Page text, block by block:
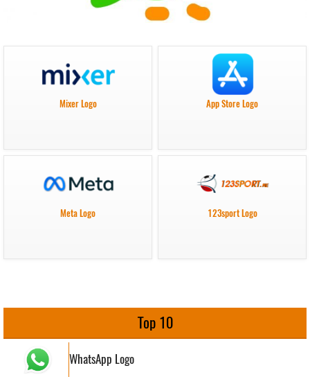
Mixer Logo App Store Logo
Meta Logo 123sport Logo
Top 10
WhatsApp Logo